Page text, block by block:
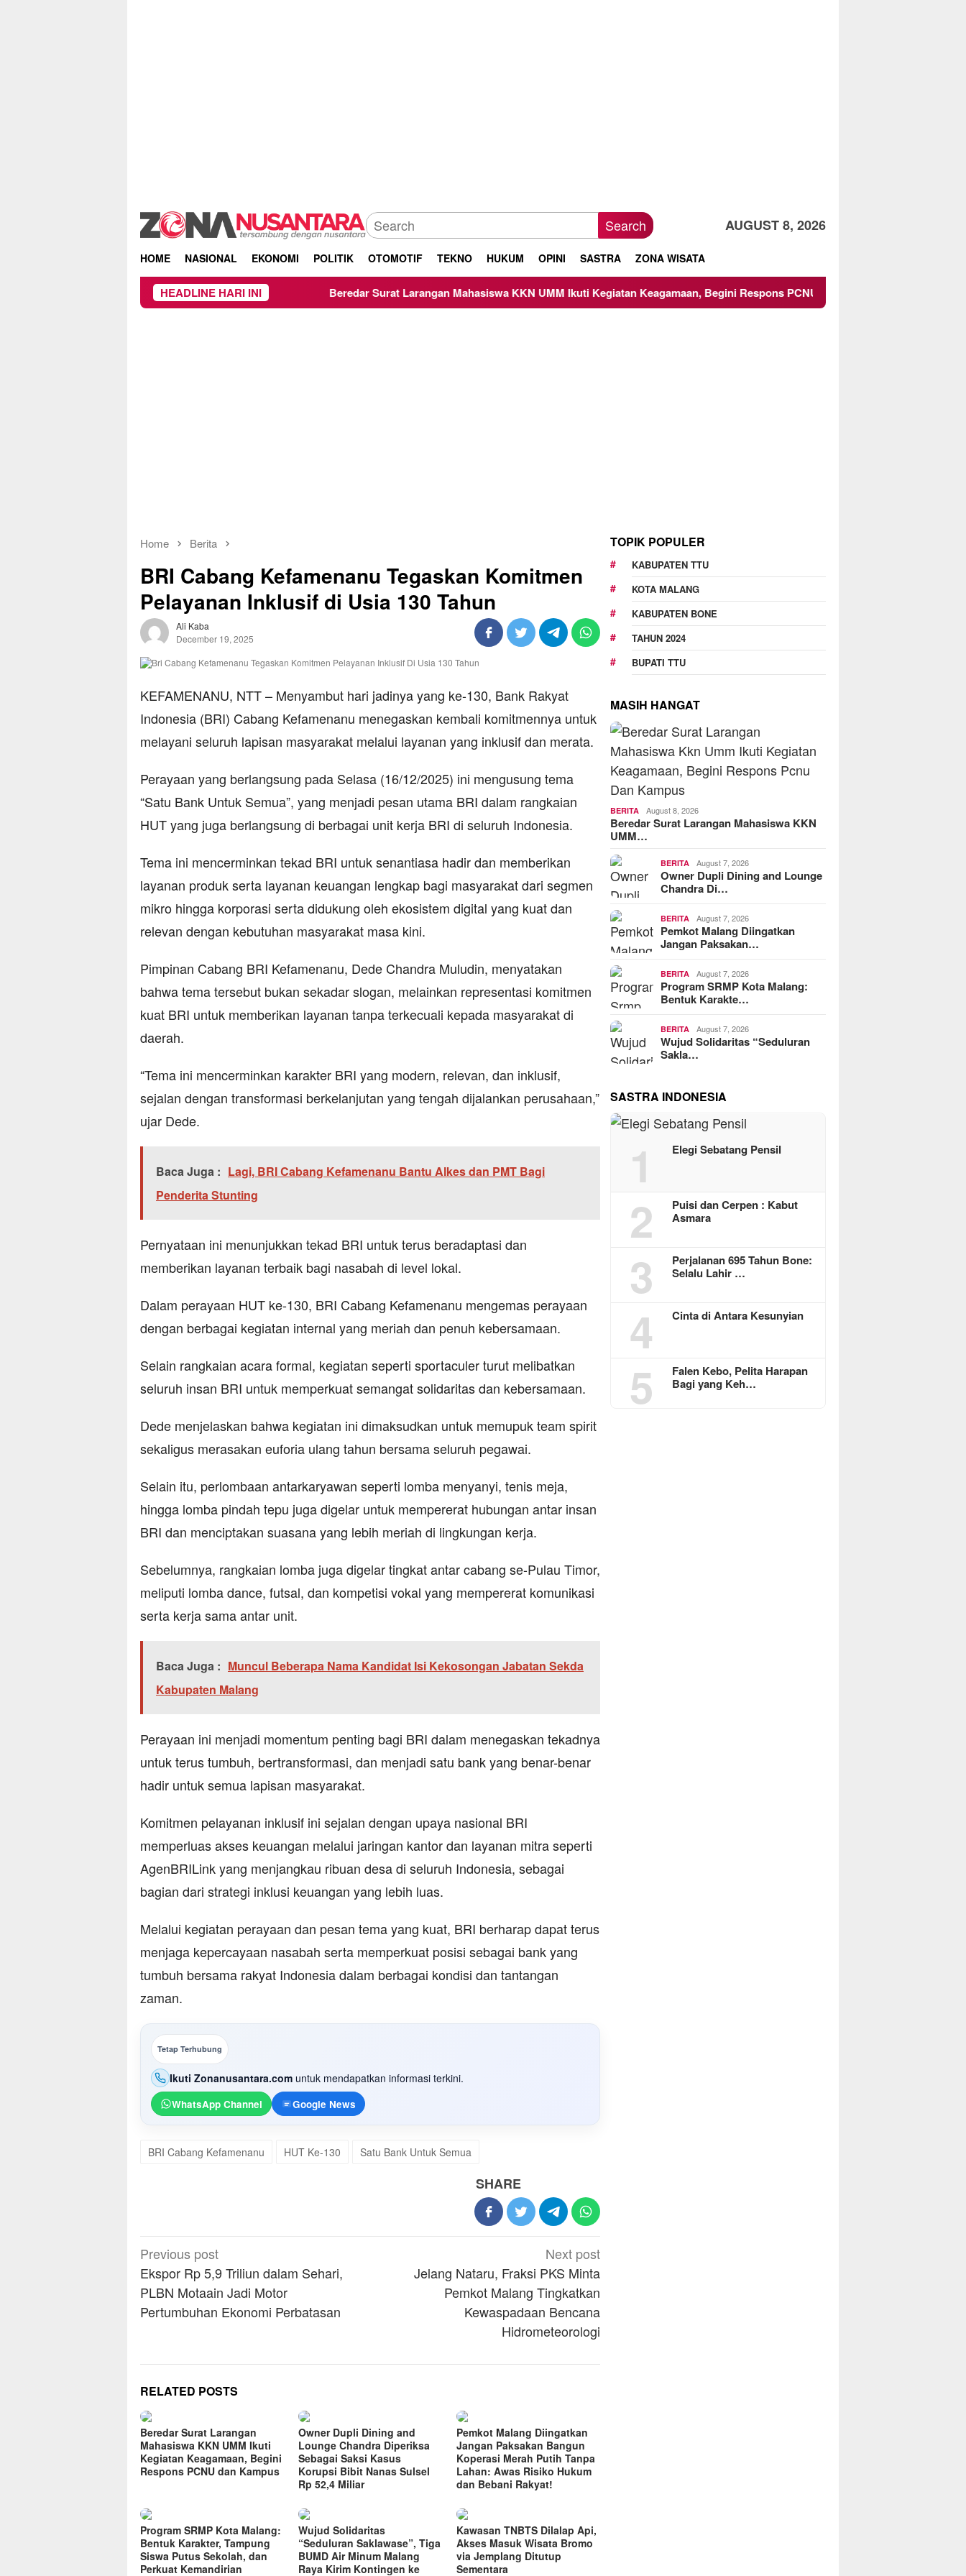
Search AUGUST 8, 2026
HOME NASIONAL EKONOMI POLITIK OTOMOTIF TEKNO HUKUM OPINI SASTRA ZONA WISATA
HEADLINE HARI INIBeredar Surat Larangan Mahasiswa KKN UMM Ikuti Kegiatan Keagamaan, Begini Respons PCNU dan Kampus
Home Berita
BRI Cabang Kefamenanu Tegaskan Komitmen
Pelayanan Inklusif di Usia 130 Tahun
Ali Kaba
December 19, 2025
KEFAMENANU, NTT – Menyambut hari jadinya yang ke-130, Bank Rakyat
Indonesia (BRI) Cabang Kefamenanu menegaskan kembali komitmennya untuk
melayani seluruh lapisan masyarakat melalui layanan yang inklusif dan merata.
Perayaan yang berlangsung pada Selasa (16/12/2025) ini mengusung tema
“Satu Bank Untuk Semua”, yang menjadi pesan utama BRI dalam rangkaian
HUT yang juga berlangsung di berbagai unit kerja BRI di seluruh Indonesia.
Tema ini mencerminkan tekad BRI untuk senantiasa hadir dan memberikan
layanan produk serta layanan keuangan lengkap bagi masyarakat dari segmen
mikro hingga korporasi serta didukung oleh ekosistem digital yang kuat dan
relevan dengan kebutuhan masyarakat masa kini.
Pimpinan Cabang BRI Kefamenanu, Dede Chandra Muludin, menyatakan
bahwa tema tersebut bukan sekadar slogan, melainkan representasi komitmen
kuat BRI untuk memberikan layanan tanpa terkecuali kepada masyarakat di
daerah.
“Tema ini mencerminkan karakter BRI yang modern, relevan, dan inklusif,
sejalan dengan transformasi berkelanjutan yang tengah dijalankan perusahaan,”
ujar Dede.
Baca Juga : Lagi, BRI Cabang Kefamenanu Bantu Alkes dan PMT Bagi
Penderita Stunting
Pernyataan ini menunjukkan tekad BRI untuk terus beradaptasi dan
memberikan layanan terbaik bagi nasabah di level lokal.
Dalam perayaan HUT ke-130, BRI Cabang Kefamenanu mengemas perayaan
dengan berbagai kegiatan internal yang meriah dan penuh kebersamaan.
Selain rangkaian acara formal, kegiatan seperti sportaculer turut melibatkan
seluruh insan BRI untuk memperkuat semangat solidaritas dan kebersamaan.
Dede menjelaskan bahwa kegiatan ini dimaksudkan untuk memupuk team spirit
sekaligus merasakan euforia ulang tahun bersama seluruh pegawai.
Selain itu, perlombaan antarkaryawan seperti lomba menyanyi, tenis meja,
hingga lomba pindah tepu juga digelar untuk mempererat hubungan antar insan
BRI dan menciptakan suasana yang lebih meriah di lingkungan kerja.
Sebelumnya, rangkaian lomba juga digelar tingkat antar cabang se-Pulau Timor,
meliputi lomba dance, futsal, dan kompetisi vokal yang mempererat komunikasi
serta kerja sama antar unit.
Baca Juga : Muncul Beberapa Nama Kandidat Isi Kekosongan Jabatan Sekda
Kabupaten Malang
Perayaan ini menjadi momentum penting bagi BRI dalam menegaskan tekadnya
untuk terus tumbuh, bertransformasi, dan menjadi satu bank yang benar-benar
hadir untuk semua lapisan masyarakat.
Komitmen pelayanan inklusif ini sejalan dengan upaya nasional BRI
memperluas akses keuangan melalui jaringan kantor dan layanan mitra seperti
AgenBRILink yang menjangkau ribuan desa di seluruh Indonesia, sebagai
bagian dari strategi inklusi keuangan yang lebih luas.
Melalui kegiatan perayaan dan pesan tema yang kuat, BRI berharap dapat terus
menjaga kepercayaan nasabah serta memperkuat posisi sebagai bank yang
tumbuh bersama rakyat Indonesia dalam berbagai kondisi dan tantangan
zaman.
Tetap Terhubung
Ikuti Zonanusantara.com untuk mendapatkan informasi terkini.
WhatsApp Channel Google News
BRI Cabang Kefamenanu HUT Ke-130 Satu Bank Untuk Semua
SHARE
Post
navigation
Previous post
Ekspor Rp 5,9 Triliun dalam Sehari,
PLBN Motaain Jadi Motor
Pertumbuhan Ekonomi Perbatasan
Next post
Jelang Nataru, Fraksi PKS Minta
Pemkot Malang Tingkatkan
Kewaspadaan Bencana
Hidrometeorologi
RELATED POSTS
Beredar Surat Larangan
Mahasiswa KKN UMM Ikuti
Kegiatan Keagamaan, Begini
Respons PCNU dan Kampus
Owner Dupli Dining and
Lounge Chandra Diperiksa
Sebagai Saksi Kasus
Korupsi Bibit Nanas Sulsel
Rp 52,4 Miliar
Pemkot Malang Diingatkan
Jangan Paksakan Bangun
Koperasi Merah Putih Tanpa
Lahan: Awas Risiko Hukum
dan Bebani Rakyat!
Program SRMP Kota Malang:
Bentuk Karakter, Tampung
Siswa Putus Sekolah, dan
Perkuat Kemandirian
Wujud Solidaritas
“Seduluran Saklawase”, Tiga
BUMD Air Minum Malang
Raya Kirim Kontingen ke
Kawasan TNBTS Dilalap Api,
Akses Masuk Wisata Bromo
via Jemplang Ditutup
Sementara
TOPIK POPULER
KABUPATEN TTU
KOTA MALANG
KABUPATEN BONE
TAHUN 2024
BUPATI TTU
MASIH HANGAT
BERITA August 8, 2026
Beredar Surat Larangan Mahasiswa KKN
UMM…
BERITA August 7, 2026
Owner Dupli Dining and Lounge
Chandra Di…
BERITA August 7, 2026
Pemkot Malang Diingatkan
Jangan Paksakan…
BERITA August 7, 2026
Program SRMP Kota Malang:
Bentuk Karakte…
BERITA August 7, 2026
Wujud Solidaritas “Seduluran
Sakla…
SASTRA INDONESIA
1 Elegi Sebatang Pensil
2
Puisi dan Cerpen : Kabut
Asmara
3
Perjalanan 695 Tahun Bone:
Selalu Lahir …
4 Cinta di Antara Kesunyian
5
Falen Kebo, Pelita Harapan
Bagi yang Keh…